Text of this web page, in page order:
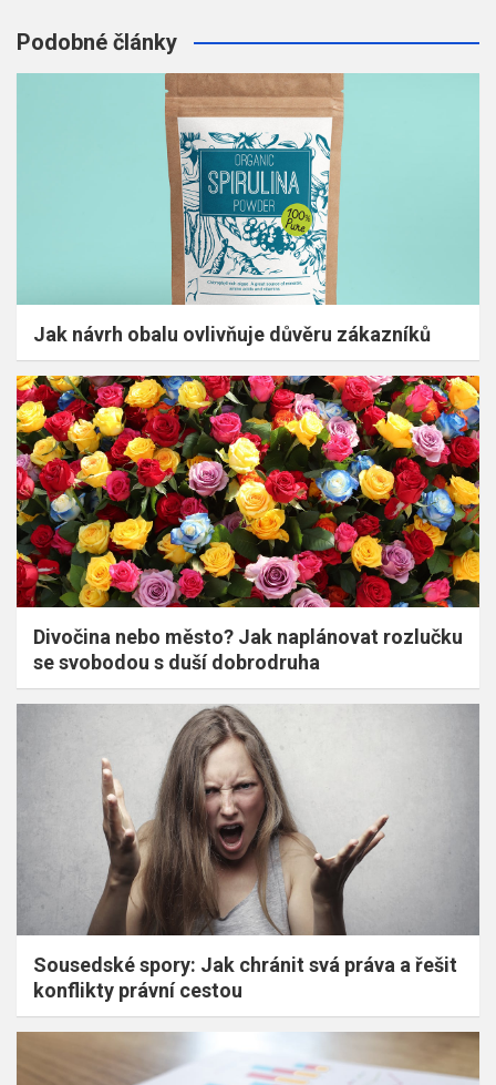
Podobné články
Jak návrh obalu ovlivňuje důvěru zákazníků
Divočina nebo město? Jak naplánovat rozlučku
se svobodou s duší dobrodruha
Sousedské spory: Jak chránit svá práva a řešit
konflikty právní cestou